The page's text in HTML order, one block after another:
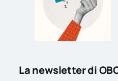
La newsletter di